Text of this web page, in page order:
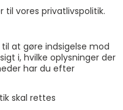
til vores privatlivspolitik.
at gøre indsigelse mod
i, hvilke oplysninger der
har du efter
skal rettes